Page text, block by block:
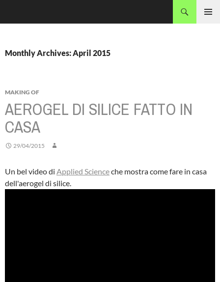
Monthly Archives: April 2015
MAKING OF
AEROGEL DI SILICE FATTO IN
CASA
29/04/2015
Un bel video di Applied Scienceche mostra come fare in casa
dell'aerogel di silice.